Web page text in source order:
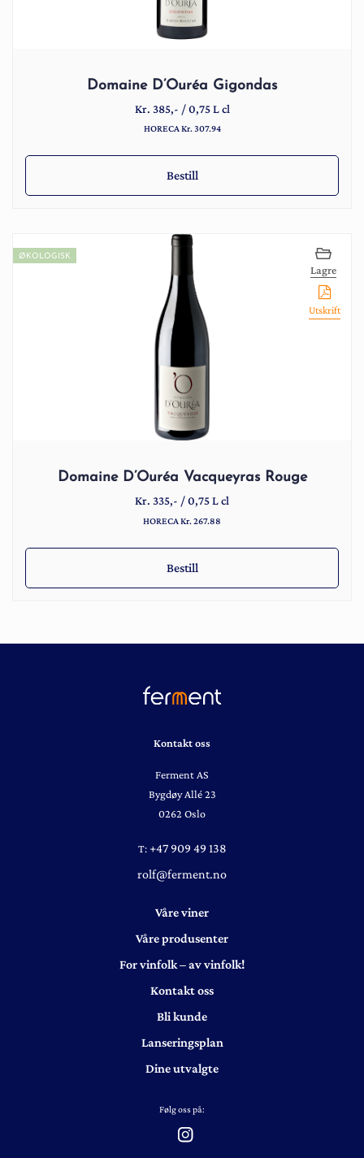
Bestill
Domaine D’Ouréa Gigondas
Kr. 385,- /0,75 L cl
HORECA Kr. 307.94
Utskrift
ØKOLOGISK
Bestill
Domaine D’Ouréa Vacqueyras Rouge
Kr. 335,- /0,75 L cl
HORECA Kr. 267.88
Lagre
Kontakt oss
Ferment AS
Bygdøy Allé 23
0262 Oslo
T: +47 909 49 138
rolf@ferment.no
Våre viner
Våre produsenter
For vinfolk – av vinfolk!
Kontakt oss
Bli kunde
Lanseringsplan
Dine utvalgte
Følg oss på: